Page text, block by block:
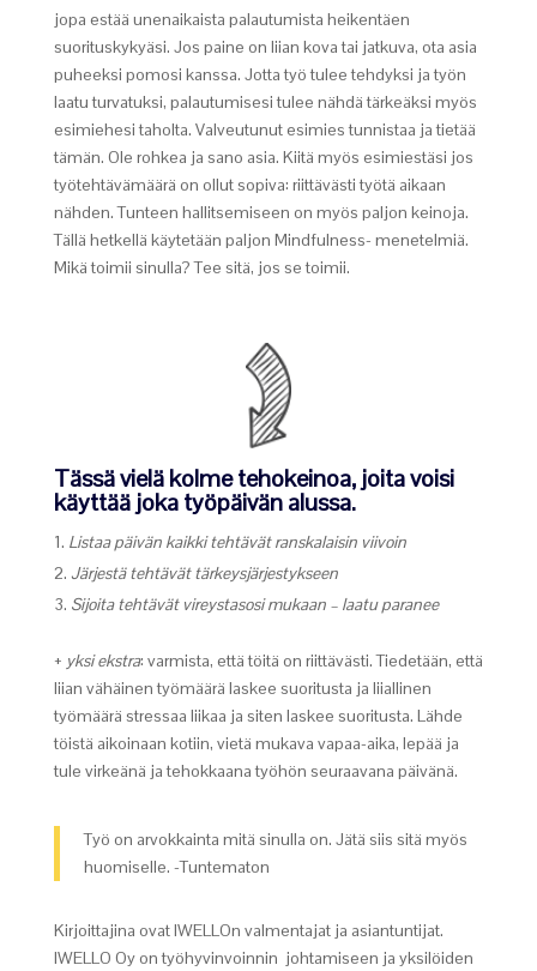
jopa estää unenaikaista palautumista heikentäen
suorituskykyäsi. Jos paine on liian kova tai jatkuva, ota asia
puheeksi pomosi kanssa. Jotta työ tulee tehdyksi ja työn
laatu turvatuksi, palautumisesi tulee nähdä tärkeäksi myös
esimiehesi taholta. Valveutunut esimies tunnistaa ja tietää
tämän. Ole rohkea ja sano asia. Kiitä myös esimiestäsi jos
työtehtävämäärä on ollut sopiva: riittävästi työtä aikaan
nähden. Tunteen hallitsemiseen on myös paljon keinoja.
Tällä hetkellä käytetään paljon Mindfulness- menetelmiä.
Mikä toimii sinulla? Tee sitä, jos se toimii.
Tässä vielä kolme tehokeinoa, joita voisi
käyttää joka työpäivän alussa.
Listaa päivän kaikki tehtävät ranskalaisin viivoin
Järjestä tehtävät tärkeysjärjestykseen
Sijoita tehtävät vireystasosi mukaan – laatu paranee
+ yksi ekstra: varmista, että töitä on riittävästi. Tiedetään, että
liian vähäinen työmäärä laskee suoritusta ja liiallinen
työmäärä stressaa liikaa ja siten laskee suoritusta. Lähde
töistä aikoinaan kotiin, vietä mukava vapaa-aika, lepää ja
tule virkeänä ja tehokkaana työhön seuraavana päivänä.
Työ on arvokkainta mitä sinulla on. Jätä siis sitä myös
huomiselle. -Tuntematon
Kirjoittajina ovat IWELLOn valmentajat ja asiantuntijat.
IWELLO Oy on työhyvinvoinnin johtamiseen ja yksilöiden